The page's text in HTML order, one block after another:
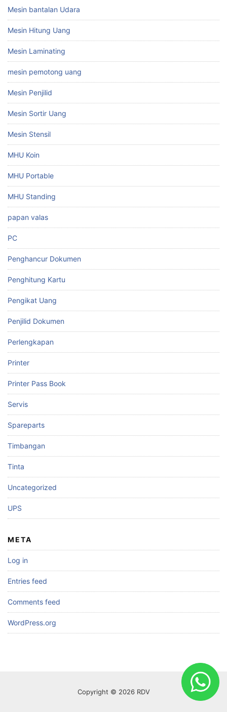
Mesin bantalan Udara
Mesin Hitung Uang
Mesin Laminating
mesin pemotong uang
Mesin Penjilid
Mesin Sortir Uang
Mesin Stensil
MHU Koin
MHU Portable
MHU Standing
papan valas
PC
Penghancur Dokumen
Penghitung Kartu
Pengikat Uang
Penjilid Dokumen
Perlengkapan
Printer
Printer Pass Book
Servis
Spareparts
Timbangan
Tinta
Uncategorized
UPS
META
Log in
Entries feed
Comments feed
WordPress.org
Copyright © 2026 RDV